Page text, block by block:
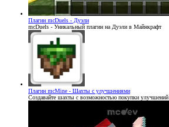
Плагин mcDuels - Дуэли
mcDuels - Уникальный плагин на Дуэли в Майнкрафт
Плагин mcMine - Шахты с улучшениями
Создавайте шахты с возможностью покупки улучшений